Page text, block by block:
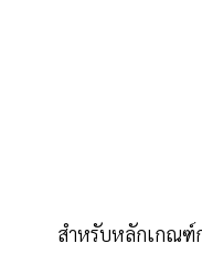
สำหรับหลักเกณฑ์